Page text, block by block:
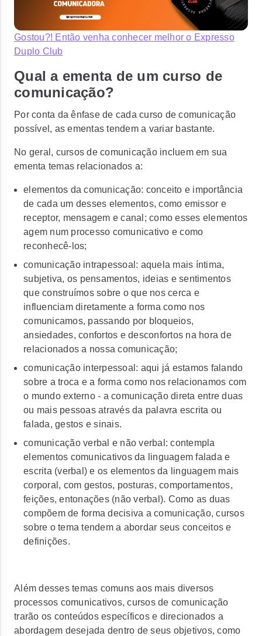
Gostou?! Então venha conhecer melhor o Expresso
Duplo Club
Qual a ementa de um curso de
comunicação?
Por conta da ênfase de cada curso de comunicação
possível, as ementas tendem a variar bastante.
No geral, cursos de comunicação incluem em sua
ementa temas relacionados a:
elementos da comunicação: conceito e importância
de cada um desses elementos, como emissor e
receptor, mensagem e canal; como esses elementos
agem num processo comunicativo e como
reconhecê-los;
comunicação intrapessoal: aquela mais íntima,
subjetiva, os pensamentos, ideias e sentimentos
que construímos sobre o que nos cerca e
influenciam diretamente a forma como nos
comunicamos, passando por bloqueios,
ansiedades, confortos e desconfortos na hora de
relacionados a nossa comunicação;
comunicação interpessoal: aqui já estamos falando
sobre a troca e a forma como nos relacionamos com
o mundo externo - a comunicação direta entre duas
ou mais pessoas através da palavra escrita ou
falada, gestos e sinais.
comunicação verbal e não verbal: contempla
elementos comunicativos da linguagem falada e
escrita (verbal) e os elementos da linguagem mais
corporal, com gestos, posturas, comportamentos,
feições, entonações (não verbal). Como as duas
compõem de forma decisiva a comunicação, cursos
sobre o tema tendem a abordar seus conceitos e
definições.
Além desses temas comuns aos mais diversos
processos comunicativos, cursos de comunicação
trarão os conteúdos específicos e direcionados a
abordagem desejada dentro de seus objetivos, como